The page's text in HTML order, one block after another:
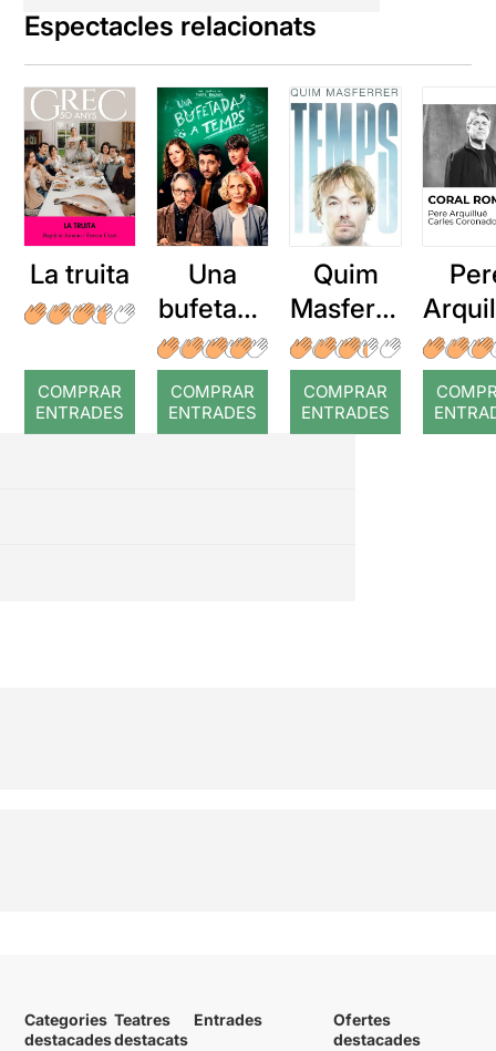
Espectacles relacionats
La truita
COMPRAR
ENTRADES
Una
bufetada
a temps
COMPRAR
ENTRADES
Quim
Masferre
r: Temps
COMPRAR
ENTRADES
:
Categories
destacades
Teatres
destacats
Entrades
Ofertes
destacades